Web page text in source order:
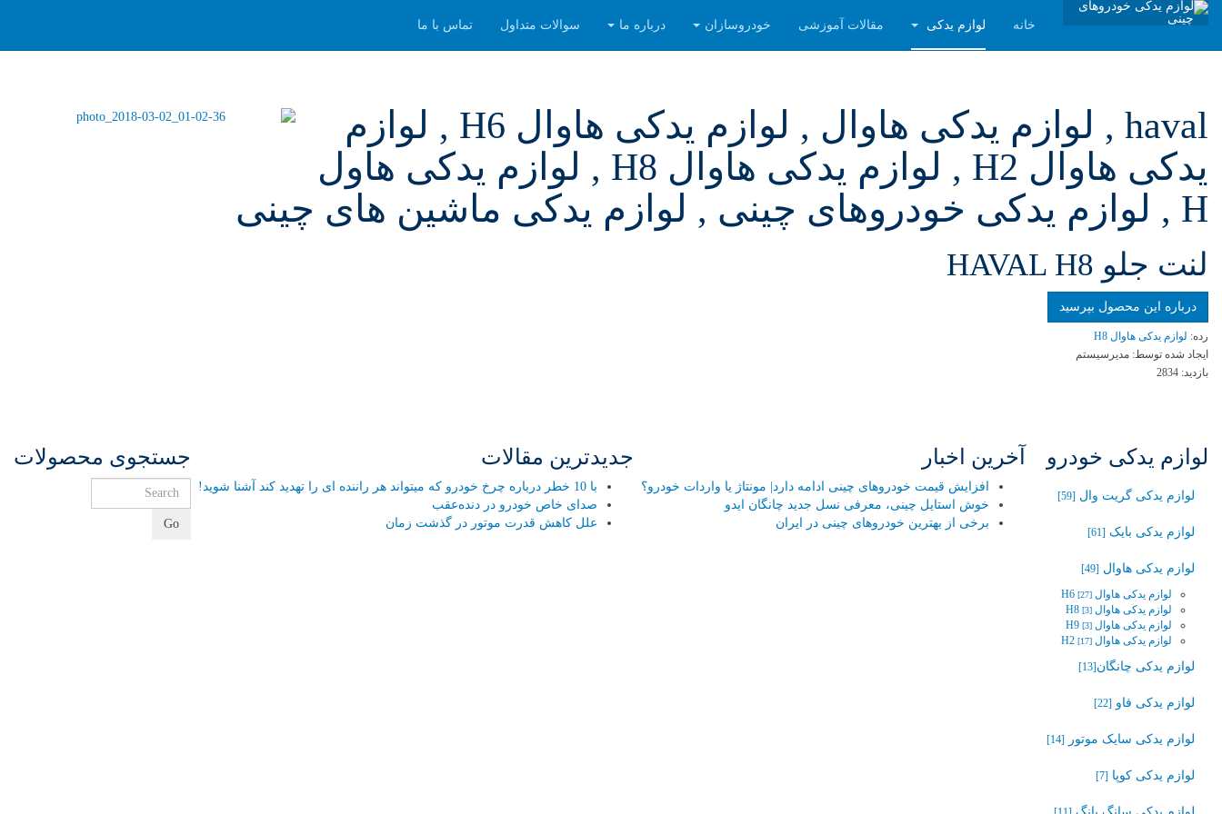
خانه لوازم یدکی مقالات آموزشی خودروسازان درباره ما سوالات متداول تماس با ما
haval , لوازم یدکی هاوال , لوازم یدکی هاوال H6 , لوازم
یدکی هاوال H2 , لوازم یدکی هاوال H8 , لوازم یدکی هاول
H , لوازم یدکی خودروهای چینی , لوازم یدکی ماشین های چینی
لنت جلو HAVAL H8
درباره این محصول بپرسید
رده: لوازم یدکی هاوال H8
ایجاد شده توسط: مدیرسیستم
بازدید: 2834
لوازم یدکی خودرو
لوازم یدکی گریت وال [59]
لوازم یدکی بایک [61]
لوازم یدکی هاوال [49]
لوازم یدکی هاوال H6 [27]
لوازم یدکی هاوال H8 [3]
لوازم یدکی هاوال H9 [3]
لوازم یدکی هاوال H2 [17]
لوازم یدکی چانگان‬‎[13]
لوازم یدکی فاو [22]
لوازم یدکی سایک موتور [14]
لوازم یدکی کوپا [7]
آخرین اخبار
افزایش قیمت خودروهای چینی ادامه دارد| مونتاژ یا واردات خودرو؟
خوش استایل چینی، معرفی نسل جدید چانگان ایدو
برخی از بهترین خودروهای چینی در ایران
جدیدترین مقالات
با 10 خطر درباره چرخ خودرو که میتواند هر راننده ای را تهدید کند آشنا شوید!
صدای خاص خودرو در دنده‌عقب
علل کاهش قدرت موتور در گذشت زمان
جستجوی محصولات
Go